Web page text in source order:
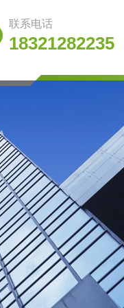
联系电话
18321282235